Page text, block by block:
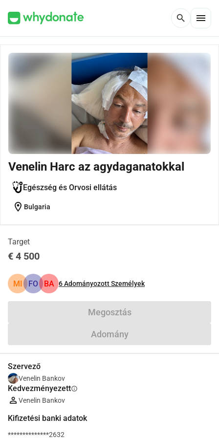
search menu
Venelin Harc az agydaganatokkal
Egészség és Orvosi ellátás
location_on Bulgaria
Target
€ 4 500
MI FO BA 6Adományozott Személyek
Megosztás
Adomány
Szervező
Venelin Bankov
Kedvezményezettinfo
Venelin Bankov
Kifizetési banki adatok
**************2632